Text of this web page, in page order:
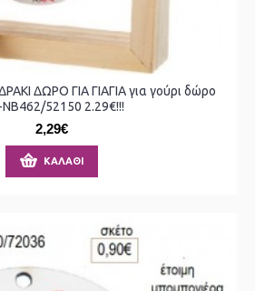
ΔΩΡΟ ΓΙΑ ΓΙΑΓΙΑ για γούρι δώρο
52150 2.29€!!!
2,29€
ΚΑΛΆΘΙ